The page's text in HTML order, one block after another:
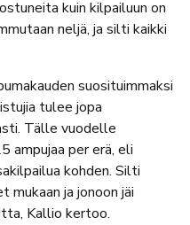
kuin kilpailuun on
neljä, ja silti kaikki
suosituimmaksi
tulee jopa
Tälle vuodelle
ampujaa per erä, eli
kohden. Silti
mukaan ja jonoon jäi
Kallio kertoo.